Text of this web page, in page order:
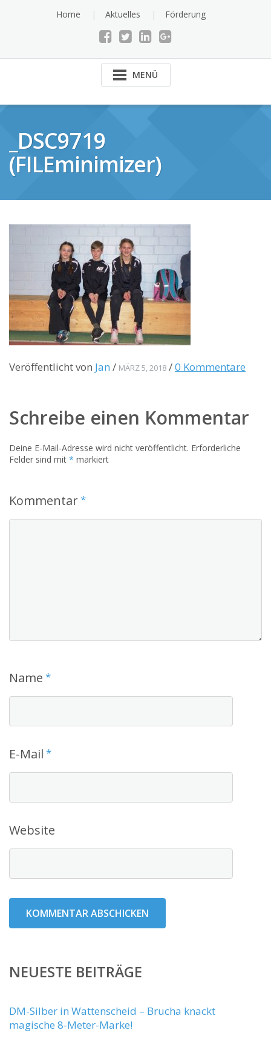
Home Aktuelles Förderung
MENÜ
_DSC9719
(FILEminimizer)
Veröffentlicht von Jan / MÄRZ 5, 2018 /0 Kommentare
Schreibe einen Kommentar
Deine E-Mail-Adresse wird nicht veröffentlicht. Erforderliche
Felder sind mit * markiert
Kommentar*
Name *
E-Mail *
Website
NEUESTE BEITRÄGE
DM-Silber in Wattenscheid – Brucha knackt
magische 8-Meter-Marke!